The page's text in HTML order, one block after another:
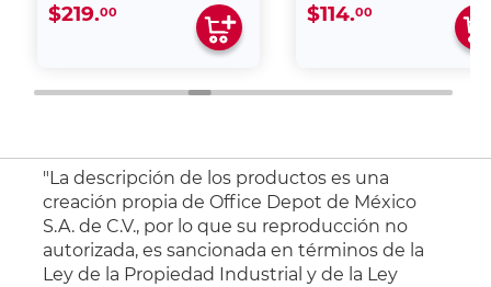
$219.00 $114.00
"La descripción de los productos es una
creación propia de Office Depot de México
S.A. de C.V., por lo que su reproducción no
autorizada, es sancionada en términos de la
Ley de la Propiedad Industrial y de la Ley